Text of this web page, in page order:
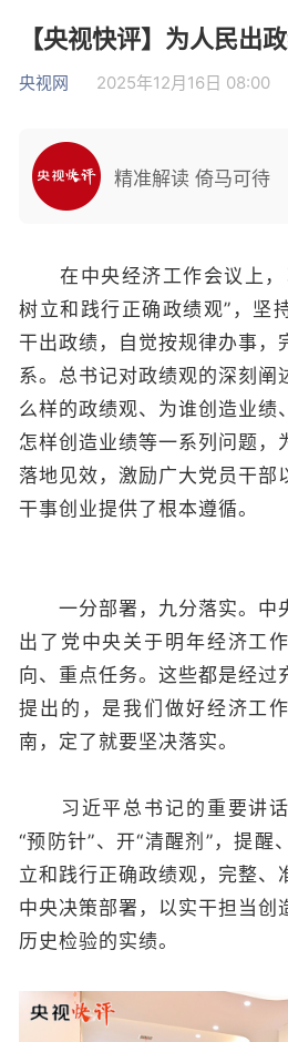
【央视快评】为人民出
央视网 2025年12月16日 08:00
精准解读 倚马可待
在中央经济工作会议上，
树立和践行正确政绩观”，坚
干出政绩，自觉按规律办事，
系。总书记对政绩观的深刻阐
么样的政绩观、为谁创造业绩
怎样创造业绩等一系列问题，
落地见效，激励广大党员干部
干事创业提供了根本遵循。
一分部署，九分落实。中
出了党中央关于明年经济工
向、重点任务。这些都是经过
提出的，是我们做好经济工
南，定了就要坚决落实。
习近平总书记的重要讲话
“预防针”、开“清醒剂”，提醒
立和践行正确政绩观，完整、
中央决策部署，以实干担当创
历史检验的实绩。